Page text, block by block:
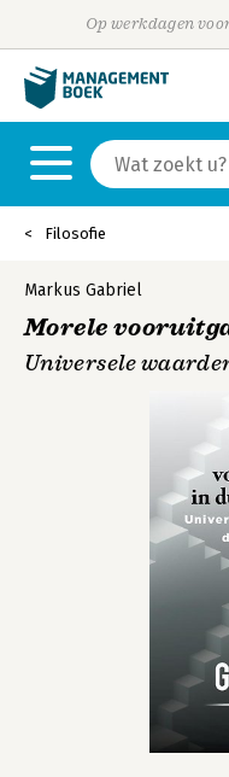
Op werkdagen
Filosofie
Markus Gabriel
Morele
Universele